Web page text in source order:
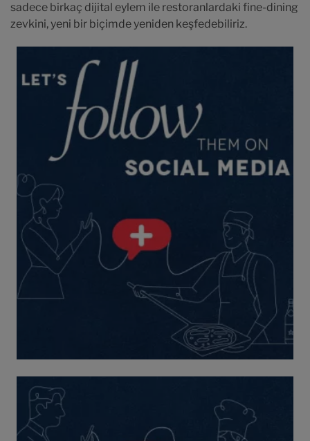
sadece birkaç dijital eylem ile restoranlardaki fine-dining
zevkini, yeni bir biçimde yeniden keşfedebiliriz.